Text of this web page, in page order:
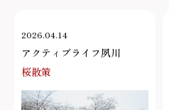
2026.04.14
アクティブライフ夙川
桜散策